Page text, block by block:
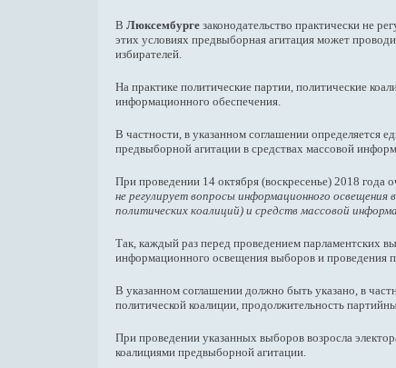
В Люксембурге законодательство практически не
этих условиях предвыборная агитация может
избирателей.
На практике политические партии, политические
информационного обеспечения.
В частности, в указанном соглашении определяется
предвыборной агитации в средствах массовой
При проведении 14 октября (воскресенье) 2018
не регулирует вопросы информационного
политических коалиций) и средств массовой
Так, каждый раз перед проведением парламентских
информационного освещения выборов и проведения
В указанном соглашении должно быть указано, в
политической коалиции, продолжительность
При проведении указанных выборов возросла
коалициями предвыборной агитации.